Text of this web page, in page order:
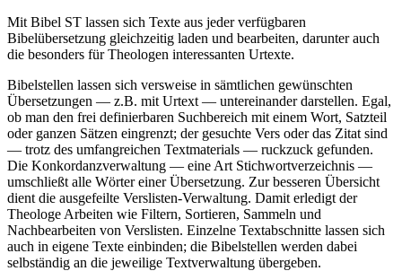
Mit Bibel ST lassen sich Texte aus jeder verfügbaren
Bibelübersetzung gleichzeitig laden und bearbeiten, darunter auch
die besonders für Theologen interessanten Urtexte.
Bibelstellen lassen sich versweise in sämtlichen gewünschten
Übersetzungen — z.B. mit Urtext — untereinander darstellen. Egal,
ob man den frei definierbaren Suchbereich mit einem Wort, Satzteil
oder ganzen Sätzen eingrenzt; der gesuchte Vers oder das Zitat sind
— trotz des umfangreichen Textmaterials — ruckzuck gefunden.
Die Konkordanzverwaltung — eine Art Stichwortverzeichnis —
umschließt alle Wörter einer Übersetzung. Zur besseren Übersicht
dient die ausgefeilte Verslisten-Verwaltung. Damit erledigt der
Theologe Arbeiten wie Filtern, Sortieren, Sammeln und
Nachbearbeiten von Verslisten. Einzelne Textabschnitte lassen sich
auch in eigene Texte einbinden; die Bibelstellen werden dabei
selbständig an die jeweilige Textverwaltung übergeben.